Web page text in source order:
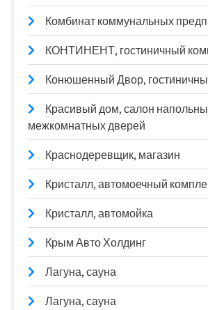
Комбинат коммунальных
КОНТИНЕНТ, гостиничный
Конюшенный Двор,
Красивый дом, салон
межкомнатных дверей
Краснодеревщик, магазин
Кристалл, автомоечный
Кристалл, автомойка
Крым Авто Холдинг
Лагуна, сауна
Лагуна, сауна